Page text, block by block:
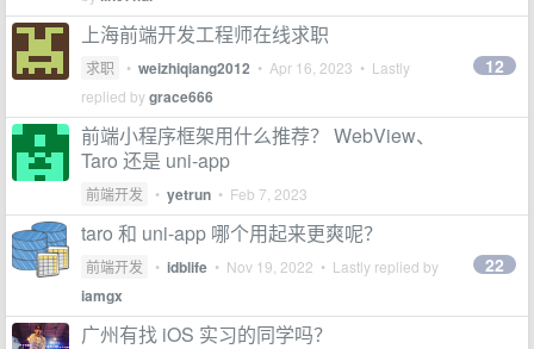
上海前端开发工程师在线求职
求职 • weizhiqiang2012 • Apr 16, 2023 • Lastly
replied bygrace666
12
前端小程序框架用什么推荐？ WebView、
Taro 还是 uni-app
前端开发 • yetrun • Feb 7, 2023
taro 和 uni-app 哪个用起来更爽呢？
前端开发 • idblife • Nov 19, 2022 • Lastly replied by
iamgx
22
广州有找 iOS 实习的同学吗？